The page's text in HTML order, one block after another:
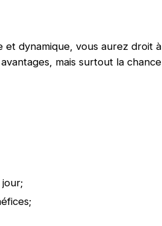
dynamique, vous aurez droit à
mais surtout la chance